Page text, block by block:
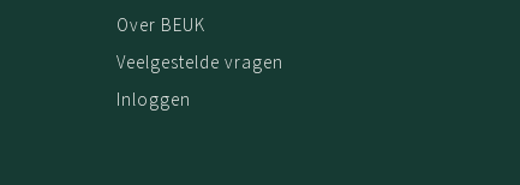
Over BEUK
Veelgestelde vragen
Inloggen